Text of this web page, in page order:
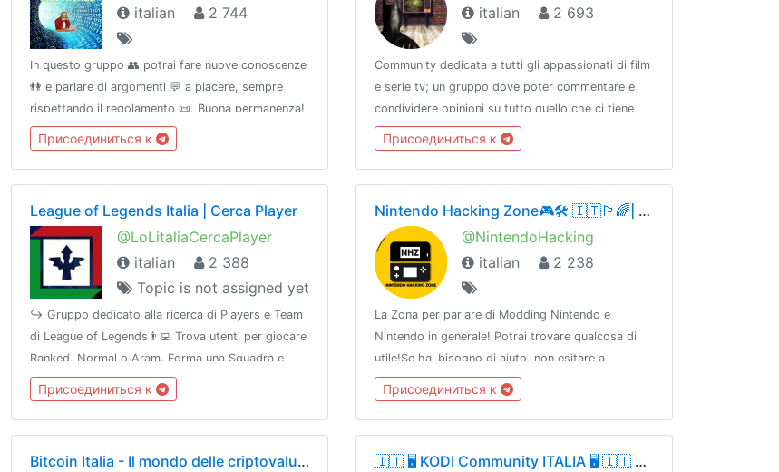
italian
2 744
In questo gruppo 👥 potrai fare nuove conoscenze
👫 e parlare di argomenti 💬 a piacere, sempre
rispettando il regolamento 📜. Buona permanenza!
🎈📣 Canale: @webfriends_official🆘 Supporto:
@WebFriendsSupportBot🖥 Discord:
discord.gg/gd78JcN
Присоединиться к
italian
2 693
Community dedicata a tutti gli appassionati di film
e serie tv; un gruppo dove poter commentare e
condividere opinioni su tutto quello che ci tiene
incollati allo schermo!📌 Il
regolamento@harryscode📣 I nostri
canali@CinemaTube@Cinemastickers
Присоединиться к
League of Legends Italia | Cerca Player
@LoLitaliaCercaPlayer
italian
2 388
Topic is not assigned yet
↪️ Gruppo dedicato alla ricerca di Players e Team
di League of Legends👨‍💻 Trova utenti per giocare
Ranked, Normal o Aram. Forma una Squadra e
cerca membri per Tornei & Clashℹ
fb.com/groups/LeagueofLegendsItaly☢
@TavernaLoLGroup 🌐 @TavernaNetwork
Присоединиться к
Nintendo Hacking Zone🎮🛠 🇮🇹🏳️‍🌈| OTI
@NintendoHacking
italian
2 238
La Zona per parlare di Modding Nintendo e
Nintendo in generale! Potrai trovare qualcosa di
utile!Se hai bisogno di aiuto, non esitare a
domandare! Cercheremo di risponderti se
possibile!➡️ Esplora @OTInetwork 😎➡️
Regolamento @RegoleNHZ
Присоединиться к
Bitcoin Italia - Il mondo delle criptovalute - https://t.me/bitcoinitalia
🇮🇹 🖥 KODI Community ITALIA 🖥 🇮🇹 @kodicommunityit